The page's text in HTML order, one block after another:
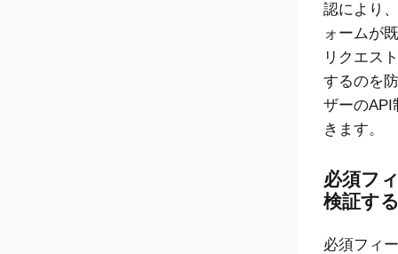
認により
ォームが
リクエス
するのを
ザーのAPI
きます。
必須フ
検証す
必須フィ